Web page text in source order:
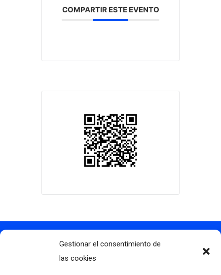
Gestionar el consentimiento de
las cookies
COMPARTIR ESTE EVENTO
Contacto
info@clubdegolflascaldas.com